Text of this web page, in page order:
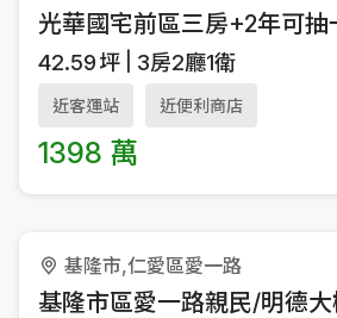
光華國宅前區三房+2年可抽
42.59坪 3房2廳1衛
近客運站 近便利商店
1398 萬
基隆市,仁愛區愛一路
基隆市區愛一路親民/明德